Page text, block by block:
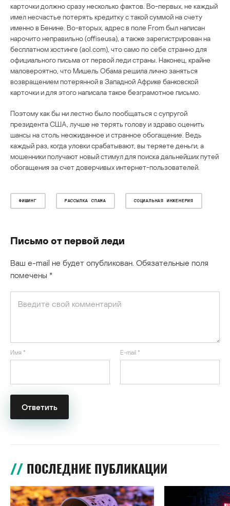
карточки должно сразу несколько фактов. Во-первых, не каждый
имел несчастье потерять кредитку с такой суммой на счету
именно в Бенине. Во-вторых, адрес в поле From был написан
нарочито неправильно (offiseusa), а также зарегистрирован на
бесплатном хостинге (aol.com), что само по себе странно для
официального письма от первой леди страны. Наконец, крайне
маловероятно, что Мишель Обама решила лично заняться
возвращением потерянной в Западной Африке банковской
карточки и для этого написала такое безграмотное письмо.
Поэтому как бы ни лестно было пообщаться с супругой
президента США, лучше не терять голову и здраво оценить
шансы на столь неожиданное и странное обогащение. Ведь
каждый раз, когда уловки срабатывают, вы теряете деньги, а
мошенники получают новый стимул для поиска дальнейших путей
обогащения за счет доверчивых интернет-пользователей.
ФИШИНГ РАССЫЛКА СПАМА СОЦИАЛЬНАЯ ИНЖЕНЕРИЯ
Письмо от первой леди
Ваш e-mail не будет опубликован. Обязательные поля
помечены *
Имя * E-mail *
ПОСЛЕДНИЕ ПУБЛИКАЦИИ